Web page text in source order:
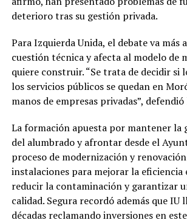
deterioro tras su gestión privada.
Para Izquierda Unida, el debate va más
cuestión técnica y afecta al modelo de
quiere construir. “Se trata de decidir si
los servicios públicos se quedan en
manos de empresas privadas”,
La formación apuesta por mantener la
del alumbrado y afrontar desde el
proceso de modernización y
instalaciones para mejorar la eficiencia
reducir la contaminación y garantizar
calidad. Segura recordó además que IU
décadas reclamando inversiones en